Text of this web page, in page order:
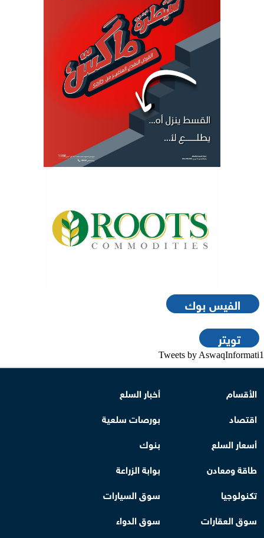
الفيس بوك
تويتر
Tweets by AswaqInformati1
الأقسام
أخبار السلع
اقتصاد
بورصات سلعية
أسعار السلع
بنوك
طاقة ومعادن
بوابة الزراعة
تكنولوجيا
سوق السيارات
سوق العقارات
سوق الدواء